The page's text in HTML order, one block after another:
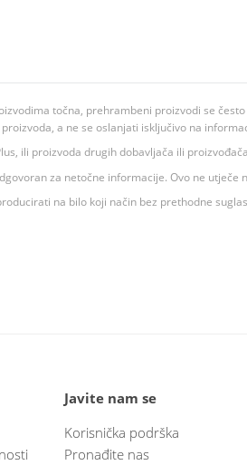
točna, prehrambeni proizvodi se
a ne se oslanjati isključivo na
ili proizvoda drugih dobavljača ili
za netočne informacije. Ovo ne utječe
na bilo koji način bez prethodne
Javite nam se
Korisnička podrška
Pronađite nas